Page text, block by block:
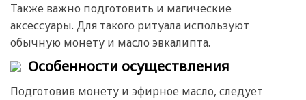
Также важно подготовить и магические
аксессуары. Для такого ритуала используют
обычную монету и масло эвкалипта.
Особенности осуществления
Подготовив монету и эфирное масло, следует